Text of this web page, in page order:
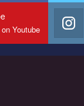
сделать - это зайти
лайк под
Youtube